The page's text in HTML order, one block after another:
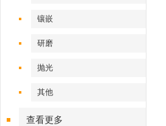
镶嵌
研磨
抛光
其他
查看更多